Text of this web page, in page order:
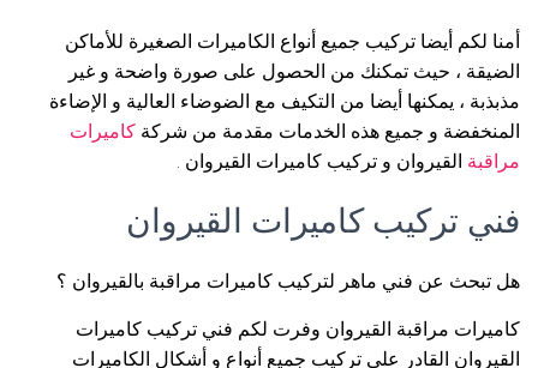
أمنا لكم أيضا تركيب جميع أنواع الكاميرات الصغيرة للأماكن
الضيقة ، حيث تمكنك من الحصول على صورة واضحة و غير
مذبذبة ، يمكنها أيضا من التكيف مع الضوضاء العالية و الإضاءة
المنخفضة و جميع هذه الخدمات مقدمة من شركة كاميرات
مراقبة القيروان و تركيب كاميرات القيروان .
فني تركيب كاميرات القيروان
هل تبحث عن فني ماهر لتركيب كاميرات مراقبة بالقيروان ؟
كاميرات مراقبة القيروان وفرت لكم فني تركيب كاميرات
القيروان القادر على تركيب جميع أنواع و أشكال الكاميرات